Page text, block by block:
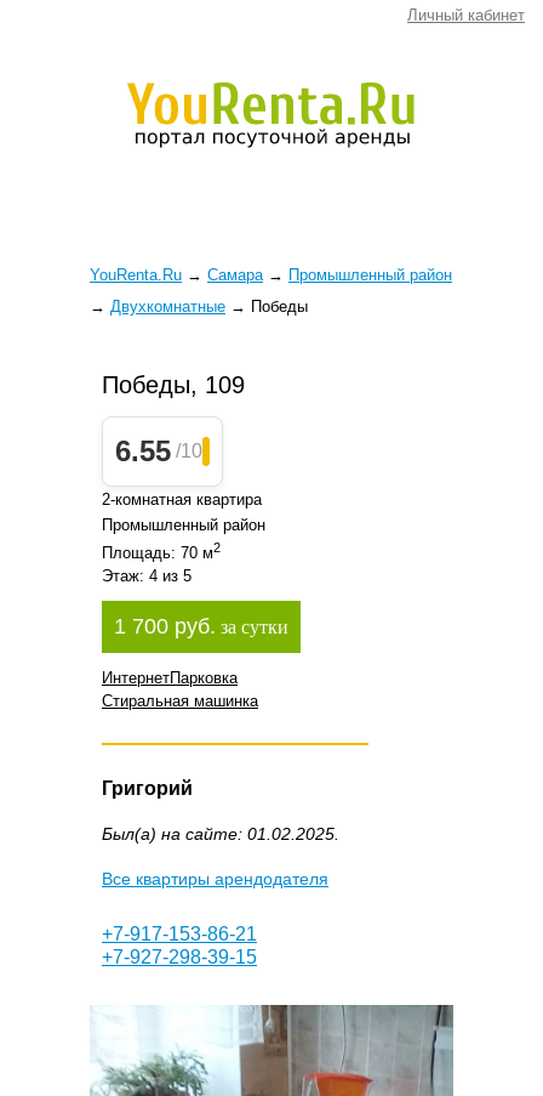
Личный кабинет
YouRenta.Ru → Самара → Промышленный район
→ Двухкомнатные → Победы
Победы, 109
6.55 /10
2-комнатная квартира
Промышленный район
Площадь: 70 м2
Этаж: 4 из 5
1 700 руб. за сутки
ИнтернетПарковка
Стиральная машинка
Григорий
Был(а) на сайте: 01.02.2025.
Все квартиры арендодателя
+7-917-153-86-21
+7-927-298-39-15